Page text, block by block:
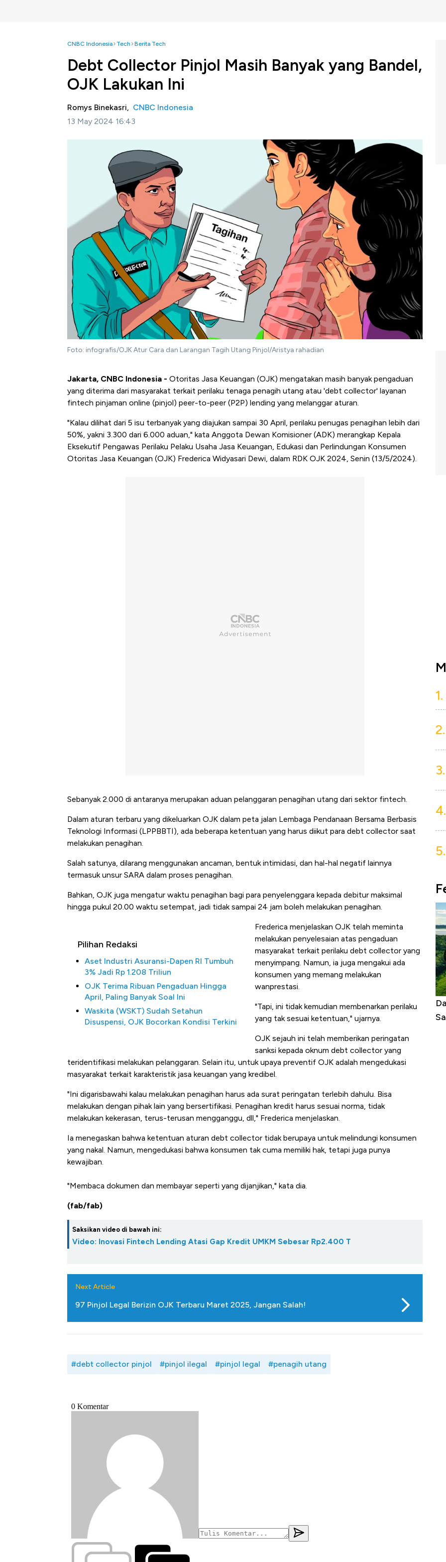
CNBC Indonesia Tech Berita Tech
Debt Collector Pinjol Masih Banyak yang Bandel,
OJK Lakukan Ini
Romys Binekasri, CNBC Indonesia
13 May 2024 16:43
Foto: infografis/OJK Atur Cara dan Larangan Tagih Utang Pinjol/Aristya rahadian
Jakarta, CNBC Indonesia - Otoritas Jasa Keuangan (OJK) mengatakan masih banyak pengaduan
yang diterima dari masyarakat terkait perilaku tenaga penagih utang atau 'debt collector' layanan
fintech pinjaman online (pinjol) peer-to-peer (P2P) lending yang melanggar aturan.
"Kalau dilihat dari 5 isu terbanyak yang diajukan sampai 30 April, perilaku penugas penagihan lebih dari
50%, yakni 3.300 dari 6.000 aduan," kata Anggota Dewan Komisioner (ADK) merangkap Kepala
Eksekutif Pengawas Perilaku Pelaku Usaha Jasa Keuangan, Edukasi dan Perlindungan Konsumen
Otoritas Jasa Keuangan (OJK) Frederica Widyasari Dewi, dalam RDK OJK 2024, Senin (13/5/2024).
Sebanyak 2.000 di antaranya merupakan aduan pelanggaran penagihan utang dari sektor fintech.
Dalam aturan terbaru yang dikeluarkan OJK dalam peta jalan Lembaga Pendanaan Bersama Berbasis
Teknologi Informasi (LPPBBTI), ada beberapa ketentuan yang harus diikut para debt collector saat
melakukan penagihan.
Salah satunya, dilarang menggunakan ancaman, bentuk intimidasi, dan hal-hal negatif lainnya
termasuk unsur SARA dalam proses penagihan.
Bahkan, OJK juga mengatur waktu penagihan bagi para penyelenggara kepada debitur maksimal
hingga pukul 20.00 waktu setempat, jadi tidak sampai 24 jam boleh melakukan penagihan.
Pilihan Redaksi
Aset Industri Asuransi-Dapen RI Tumbuh
3% Jadi Rp 1.208 Triliun
OJK Terima Ribuan Pengaduan Hingga
April, Paling Banyak Soal Ini
Waskita (WSKT) Sudah Setahun
Disuspensi, OJK Bocorkan Kondisi Terkini
Frederica menjelaskan OJK telah meminta
melakukan penyelesaian atas pengaduan
masyarakat terkait perilaku debt collector yang
menyimpang. Namun, ia juga mengakui ada
konsumen yang memang melakukan
wanprestasi.
"Tapi, ini tidak kemudian membenarkan perilaku
yang tak sesuai ketentuan," ujarnya.
OJK sejauh ini telah memberikan peringatan
sanksi kepada oknum debt collector yang
teridentifikasi melakukan pelanggaran. Selain itu, untuk upaya preventif OJK adalah mengedukasi
masyarakat terkait karakteristik jasa keuangan yang kredibel.
"Ini digarisbawahi kalau melakukan penagihan harus ada surat peringatan terlebih dahulu. Bisa
melakukan dengan pihak lain yang bersertifikasi. Penagihan kredit harus sesuai norma, tidak
melakukan kekerasan, terus-terusan mengganggu, dll," Frederica menjelaskan.
Ia menegaskan bahwa ketentuan aturan debt collector tidak berupaya untuk melindungi konsumen
yang nakal. Namun, mengedukasi bahwa konsumen tak cuma memiliki hak, tetapi juga punya
kewajiban.
"Membaca dokumen dan membayar seperti yang dijanjikan," kata dia.
(fab/fab)
Saksikan video di bawah ini:
Video: Inovasi Fintech Lending Atasi Gap Kredit UMKM Sebesar Rp2.400 T
Next Article
97 Pinjol Legal Berizin OJK Terbaru Maret 2025, Jangan Salah!
#debt collector pinjol #pinjol ilegal #pinjol legal #penagih utang
1.
2.
3.
4.
5.
Begini Cara Korsel atasi Panas Tanpa AC
di Jaman Dulu